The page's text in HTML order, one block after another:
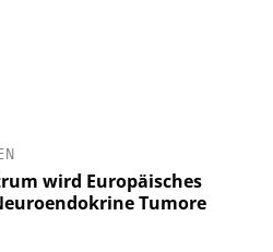
wird Europäisches
Tumore